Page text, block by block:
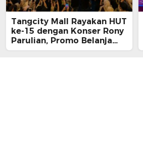
Tangcity Mall Rayakan HUT
ke-15 dengan Konser Rony
Parulian, Promo Belanja
hingga Festival Komunitas